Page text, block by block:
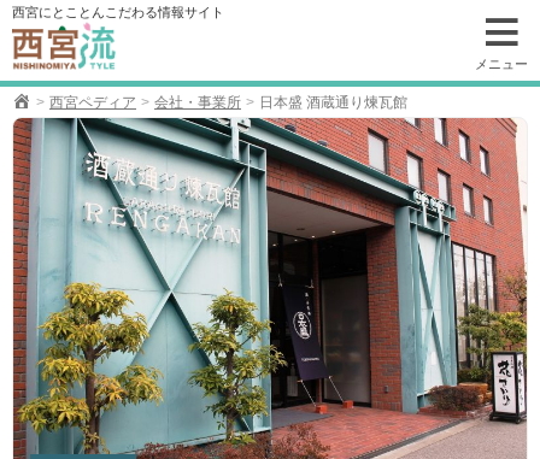
コ
ン
テ
ン
ツ
へ
移
動
西宮にとことんこだわる情報サイト
メニュー
西宮ペディア 会社・事業所 日本盛 酒蔵通り煉瓦館